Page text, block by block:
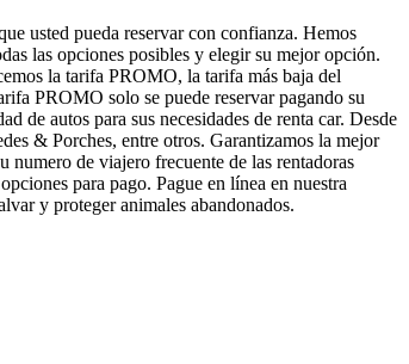
usted pueda reservar con confianza. Hemos
las opciones posibles y elegir su mejor opción.
la tarifa PROMO, la tarifa más baja del
PROMO solo se puede reservar pagando su
de autos para sus necesidades de renta car. Desde
& Porches, entre otros. Garantizamos la mejor
numero de viajero frecuente de las rentadoras
para pago. Pague en línea en nuestra
y proteger animales abandonados.